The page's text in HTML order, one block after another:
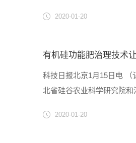
2020-01-20
有机硅功能肥治理技术
科技日报北京1月15日电 （
北省硅谷农业科学研究院
长、河北硅......
2020-01-20